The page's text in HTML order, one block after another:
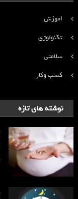
اموزش
تکنولوژی
سلامتی
کسب وکار
نوشته های تازه